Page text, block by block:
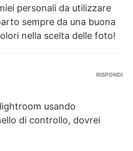
personali da utilizzare
sempre da una buona
nella scelta delle foto!
usando
di controllo, dovrei
RISPONDI